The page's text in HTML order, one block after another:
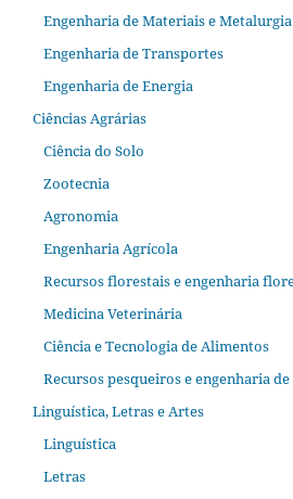
Engenharia de Materiais e Metalurgia
Engenharia de Transportes
Engenharia de Energia
Ciências Agrárias
Ciência do Solo
Zootecnia
Agronomia
Engenharia Agrícola
Recursos florestais e engenharia
Medicina Veterinária
Ciência e Tecnologia de Alimentos
Recursos pesqueiros e engenharia de
Linguística, Letras e Artes
Linguística
Letras